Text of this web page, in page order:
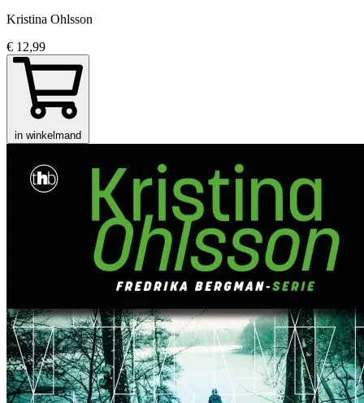
Kristina Ohlsson
€ 12,99
in winkelmand